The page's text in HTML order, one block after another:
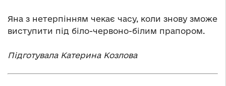
Яна з нетерпінням чекає часу, коли знову зможе
виступити під біло-червоно-білим прапором.
Підготувала Катерина Козлова